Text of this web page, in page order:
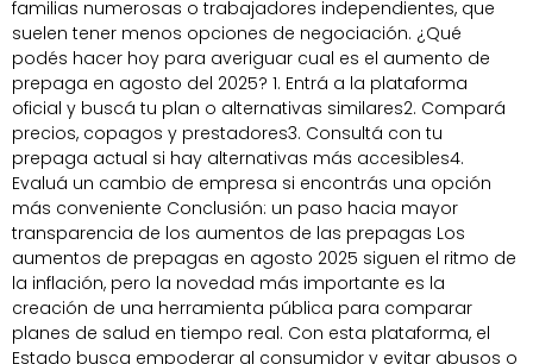
familias numerosas o trabajadores independientes, que
suelen tener menos opciones de negociación. ¿Qué
podés hacer hoy para averiguar cual es el aumento de
prepaga en agosto del 2025? 1. Entrá a la plataforma
oficial y buscá tu plan o alternativas similares2. Compará
precios, copagos y prestadores3. Consultá con tu
prepaga actual si hay alternativas más accesibles4.
Evaluá un cambio de empresa si encontrás una opción
más conveniente Conclusión: un paso hacia mayor
transparencia de los aumentos de las prepagas Los
aumentos de prepagas en agosto 2025 siguen el ritmo de
la inflación, pero la novedad más importante es la
creación de una herramienta pública para comparar
planes de salud en tiempo real. Con esta plataforma, el
Estado busca empoderar al consumidor y evitar abusos o